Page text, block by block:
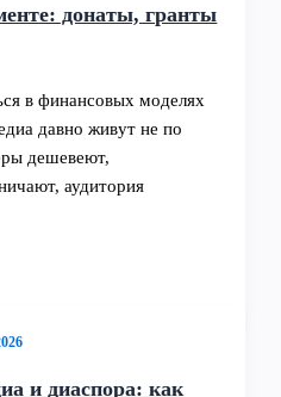
донаты, гранты
в финансовых моделях
давно живут не по
дешевеют,
аудитория
и диаспора: как